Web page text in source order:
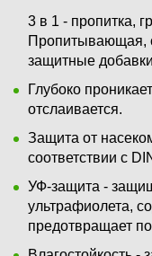
3 в 1 - пропитка,
Пропитывающая,
защитные
Глубоко
отслаивается.
Защита от
соответствии с
УФ-защита -
ультрафиолета,
предотвращает